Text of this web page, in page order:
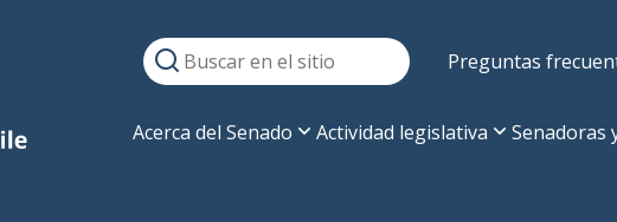
Preguntas
Acerca del Senado Actividad legislativa Senadoras